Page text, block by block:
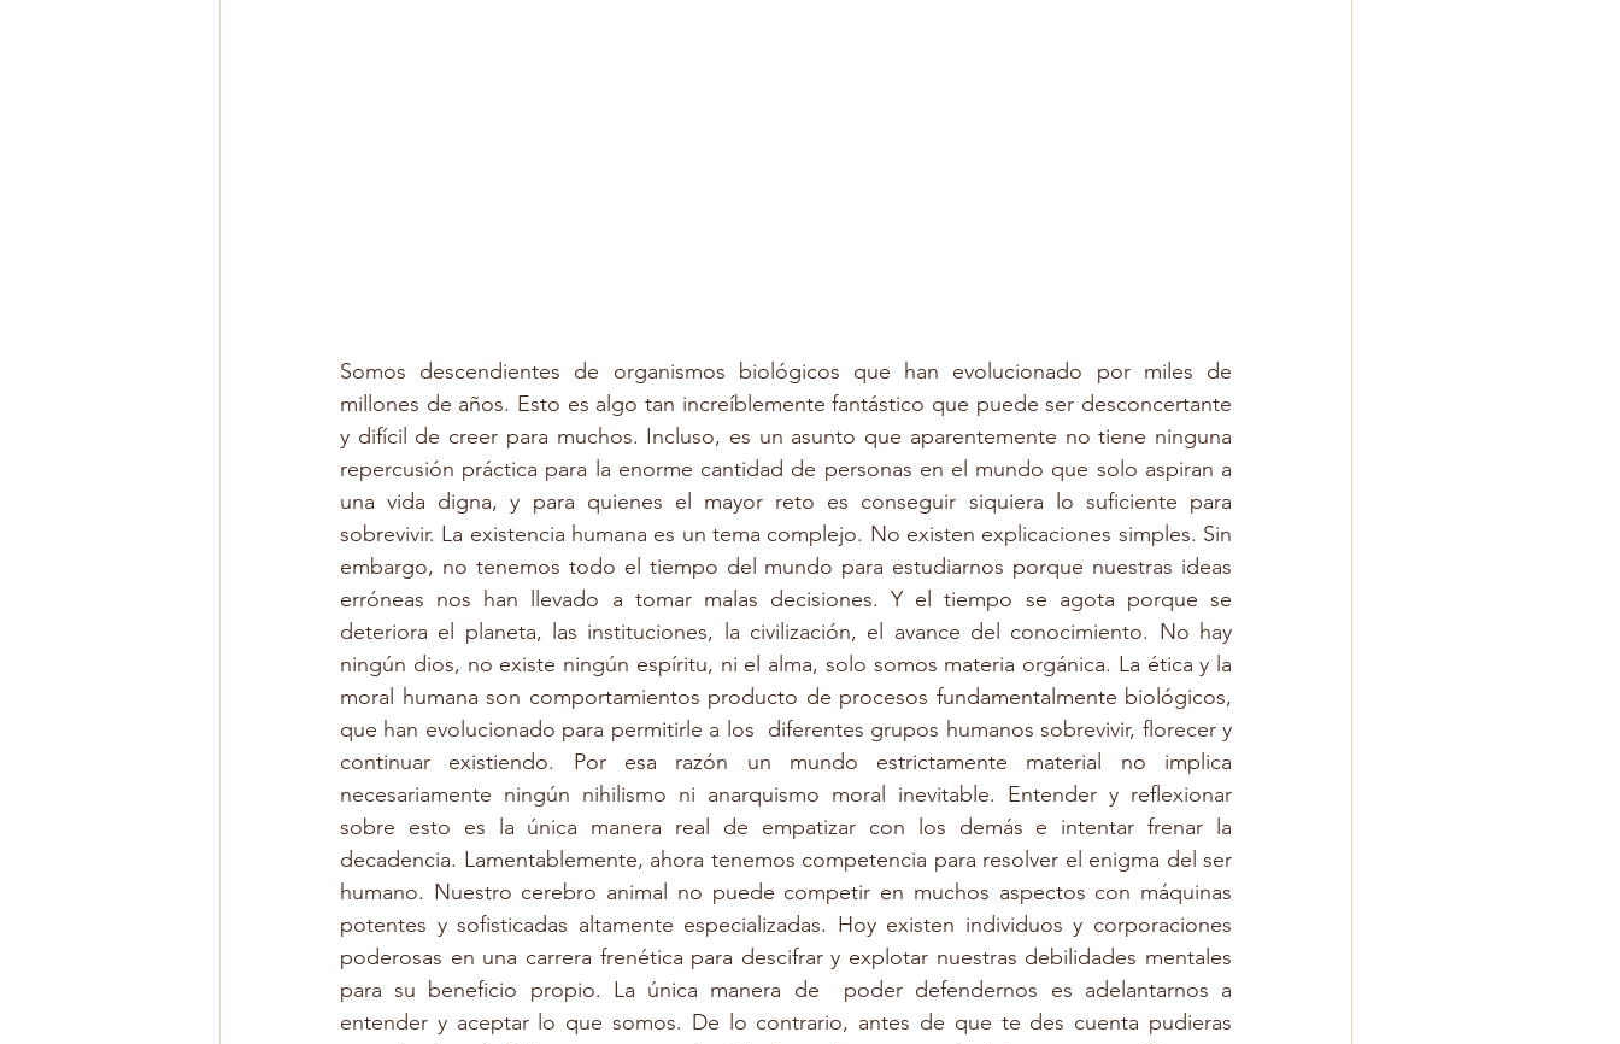
Somos descendientes de organismos biológicos que han evolucionado por miles de
millones de años. Esto es algo tan increíblemente fantástico que puede ser desconcertante
y difícil de creer para muchos. Incluso, es un asunto que aparentemente no tiene ninguna
repercusión práctica para la enorme cantidad de personas en el mundo que solo aspiran a
una vida digna, y para quienes el mayor reto es conseguir siquiera lo suficiente para
sobrevivir. La existencia humana es un tema complejo. No existen explicaciones simples. Sin
embargo, no tenemos todo el tiempo del mundo para estudiarnos porque nuestras ideas
erróneas nos han llevado a tomar malas decisiones. Y el tiempo se agota porque se
deteriora el planeta, las instituciones, la civilización, el avance del conocimiento. No hay
ningún dios, no existe ningún espíritu, ni el alma, solo somos materia orgánica. La ética y la
moral humana son comportamientos producto de procesos fundamentalmente biológicos,
que han evolucionado para permitirle a los  diferentes grupos humanos sobrevivir, florecer y
continuar existiendo. Por esa razón un mundo estrictamente material no implica
necesariamente ningún nihilismo ni anarquismo moral inevitable. Entender y reflexionar
sobre esto es la única manera real de empatizar con los demás e intentar frenar la
decadencia. Lamentablemente, ahora tenemos competencia para resolver el enigma del ser
humano. Nuestro cerebro animal no puede competir en muchos aspectos con máquinas
potentes y sofisticadas altamente especializadas. Hoy existen individuos y corporaciones
poderosas en una carrera frenética para descifrar y explotar nuestras debilidades mentales
para su beneficio propio. La única manera de  poder defendernos es adelantarnos a
entender y aceptar lo que somos. De lo contrario, antes de que te des cuenta pudieras